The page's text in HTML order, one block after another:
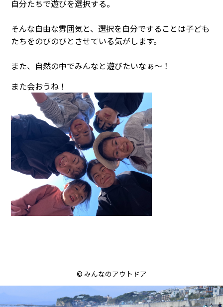
自分たちで遊びを選択する。
そんな自由な雰囲気と、選択を自分ですることは子ども
たちをのびのびとさせている気がします。
また、自然の中でみんなと遊びたいなぁ～！
また会おうね！
© みんなのアウトドア